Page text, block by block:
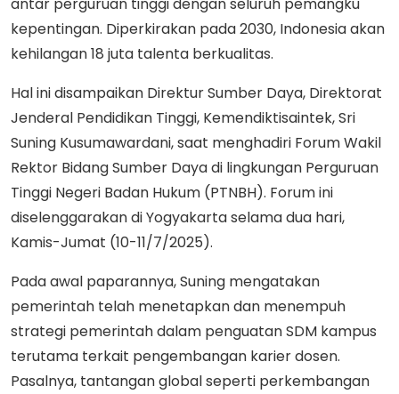
kepentingan. Diperkirakan pada 2030, Indonesia akan
kehilangan 18 juta talenta berkualitas.
Hal ini disampaikan Direktur Sumber Daya, Direktorat
Jenderal Pendidikan Tinggi, Kemendiktisaintek, Sri
Suning Kusumawardani, saat menghadiri Forum Wakil
Rektor Bidang Sumber Daya di lingkungan Perguruan
Tinggi Negeri Badan Hukum (PTNBH). Forum ini
diselenggarakan di Yogyakarta selama dua hari,
Kamis-Jumat (10-11/7/2025).
Pada awal paparannya, Suning mengatakan
pemerintah telah menetapkan dan menempuh
strategi pemerintah dalam penguatan SDM kampus
terutama terkait pengembangan karier dosen.
Pasalnya, tantangan global seperti perkembangan